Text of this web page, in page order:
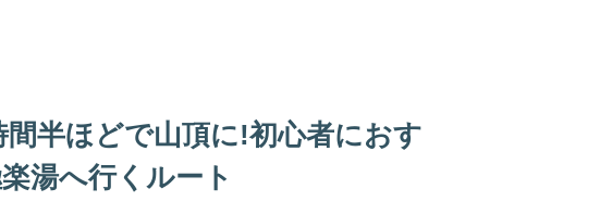
半ほどで山頂に!初心者におす
湯へ行くルート